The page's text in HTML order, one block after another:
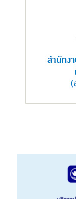
หลักพันคน ขณะเดียว
เพราะเชื่อมั่นในศักย
นอกจากเป้าหมายกา
มองถึงเป้าหมายยอ
นอกจากนี้ เพื่อเป็นก
ผ่านมา ได้มีพิธีลงนา
การศึกษาด้านอาชีว
GRAND
เชี่ยวชาญของทางบริ
ชีวิตในยุคใหม่ได้เป็น
ประกาศนียบัตรเพื่อน